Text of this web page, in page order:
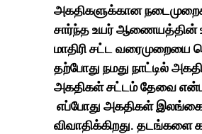
அகதிகளுக்கான
சார்ந்த உயர் ஆணையத்தின்
மாதிரி சட்ட வரைமுறையை
தற்போது நமது நாட்டில்
அகதிகள் சட்டம் தேவை
விவாதிக்கிறது.